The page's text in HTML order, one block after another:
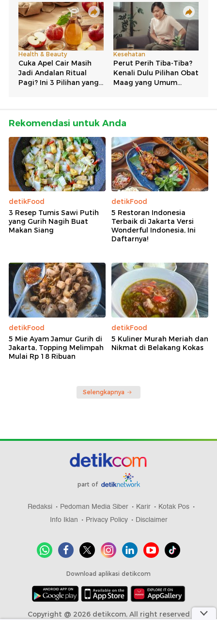
Rekomendasi untuk Anda
detikFood
3 Resep Tumis Sawi Putih
yang Gurih Nagih Buat
Makan Siang
detikFood
5 Restoran Indonesia
Terbaik di Jakarta Versi
Wonderful Indonesia, Ini
Daftarnya!
detikFood
5 Mie Ayam Jamur Gurih di
Jakarta, Topping Melimpah
Mulai Rp 18 Ribuan
detikFood
5 Kuliner Murah Meriah dan
Nikmat di Belakang Kokas
Selengkapnya
part of
Redaksi Pedoman Media Siber Karir
Kotak Pos
Info Iklan
Privacy Policy Disclaimer
Download aplikasi detikcom
Copyright @ 2026 detikcom, All right reserved